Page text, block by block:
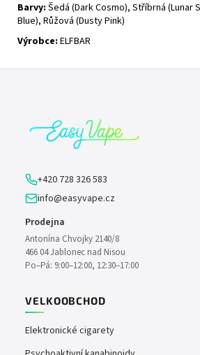
Barvy: Šedá (Dark Cosmo), Stříbrná (Lunar
Blue), Růžová (Dusty Pink)
Výrobce: ELFBAR
+420 728 326 583
info@easyvape.cz
Prodejna
Antonína Chvojky 2140/8
466 04 Jablonec nad Nisou
Po–Pá: 9:00–12:00, 12:30–17:00
VELKOOBCHOD
Elektronické cigarety